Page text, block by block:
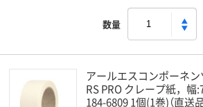
数量
アールエスコンポーネ
RS PRO クレープ紙，
184-6809 1個(1巻)（直送品